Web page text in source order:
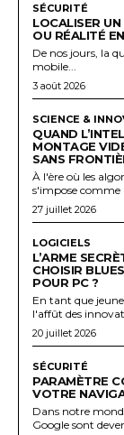
SÉCURITÉ
LOCALISER
OU RÉALITÉ
De nos jours, la
mobile...
3 août 2026
SCIENCE &
QUAND
MONTAGE
SANS
À l'ère où les
s'impose comme
27 juillet 2026
LOGICIELS
L’ARME
CHOISIR
POUR PC ?
En tant que
l'affût des
20 juillet 2026
SÉCURITÉ
PARAMÈTRE
VOTRE
Dans notre
Google sont